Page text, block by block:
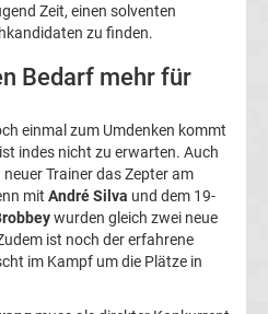
Zeit, einen solventen
zu finden.
Bedarf mehr für
einmal zum Umdenken kommt
indes nicht zu erwarten. Auch
neuer Trainer das Zepter am
mit André Silva und dem 19-
wurden gleich zwei neue
ist noch der erfahrene
im Kampf um die Plätze in